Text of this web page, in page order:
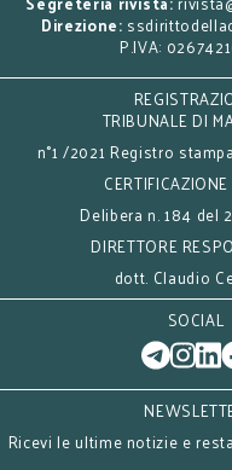
Direzione:
P.IVA:
TRIBUNALE DI
n°1 /2021 Registro
Delibera n. 184 del
DIRETTORE
dott. Claudio
SOCIAL
Ricevi le ultime notizie e